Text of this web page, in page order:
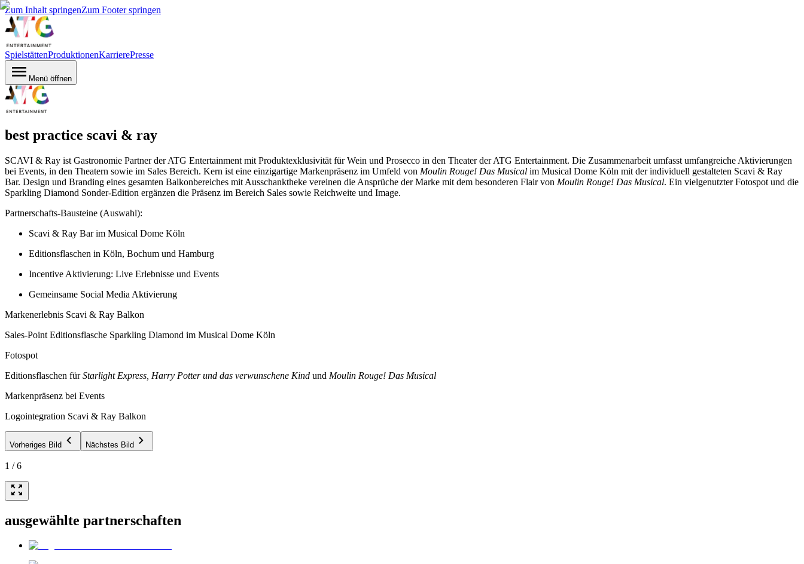
Zum Inhalt springenZum Footer springen
SpielstättenProduktionenKarrierePresse
Menü öffnen
best practice scavi & ray
SCAVI & Ray ist Gastronomie Partner der ATG Entertainment mit Produktexklusivität für Wein und Prosecco in den Theater der ATG Entertainment. Die Zusammenarbeit umfasst umfangreiche Aktivierungen
bei Events, in den Theatern sowie im Sales Bereich. Kern ist eine einzigartige Markenpräsenz im Umfeld von Moulin Rouge! Das Musical im Musical Dome Köln mit der individuell gestalteten Scavi & Ray
Bar. Design und Branding eines gesamten Balkonbereiches mit Ausschanktheke vereinen die Ansprüche der Marke mit dem besonderen Flair von Moulin Rouge! Das Musical. Ein vielgenutzter Fotospot und die
Sparkling Diamond Sonder-Edition ergänzen die Präsenz im Bereich Sales sowie Reichweite und Image.
Partnerschafts-Bausteine (Auswahl):
Scavi & Ray Bar im Musical Dome Köln
Editionsflaschen in Köln, Bochum und Hamburg
Incentive Aktivierung: Live Erlebnisse und Events
Gemeinsame Social Media Aktivierung
Markenerlebnis Scavi & Ray Balkon
Sales-Point Editionsflasche Sparkling Diamond im Musical Dome Köln
Fotospot
Editionsflaschen fürStarlight Express, Harry Potter und das verwunschene Kind und Moulin Rouge! Das Musical
Markenpräsenz bei Events
Logointegration Scavi & Ray Balkon
Vorheriges Bild Nächstes Bild
1 /6
ausgewählte partnerschaften